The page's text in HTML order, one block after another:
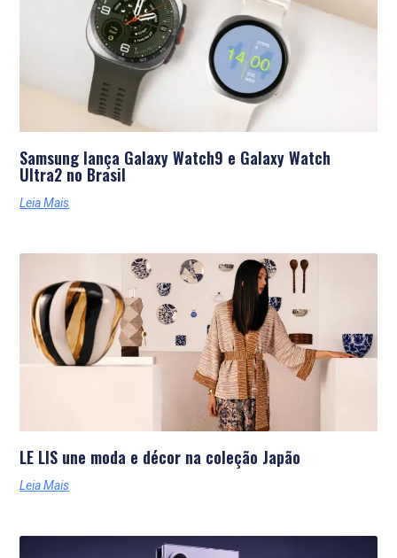
Samsung lança Galaxy Watch9 e Galaxy Watch
Ultra2 no Brasil
Leia Mais
LE LIS une moda e décor na coleção Japão
Leia Mais